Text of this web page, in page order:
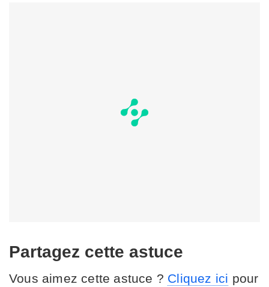
Partagez cette astuce
Vous aimez cette astuce ? Cliquez ici pour